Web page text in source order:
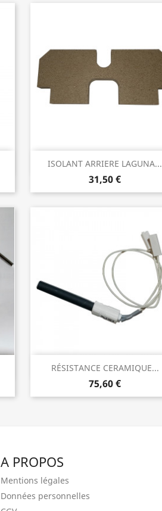
ISOLANT ARRIERE LAGUNA...
31,50 €
Aperçu rapide
RÉSISTANCE CERAMIQUE...
75,60 €
Aperçu rapide
A PROPOS
Mentions légales
Données personnelles